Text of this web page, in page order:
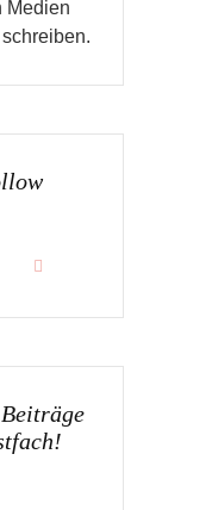
Medien